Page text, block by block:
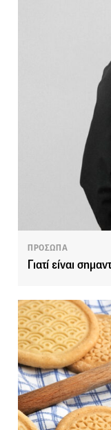
ΠΡΟΣΩΠΑ
Γιατί είναι